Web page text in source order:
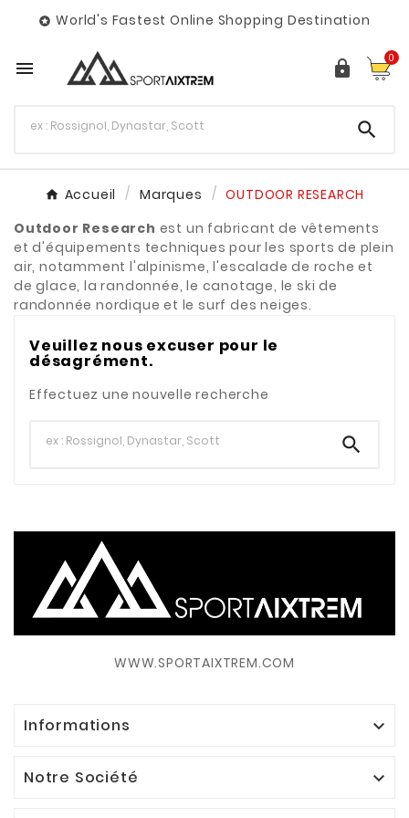
 World's Fastest Online Shopping Destination
  0

Accueil Marques
OUTDOOR RESEARCH
Outdoor Research est un fabricant de vêtements
et d'équipements techniques pour les sports de plein
air, notamment l'alpinisme, l'escalade de roche et
de glace, la randonnée, le canotage, le ski de
randonnée nordique et le surf des neiges.
Veuillez nous excuser pour le
désagrément.
Effectuez une nouvelle recherche

WWW.SPORTAIXTREM.COM
Informations 
Notre Société 